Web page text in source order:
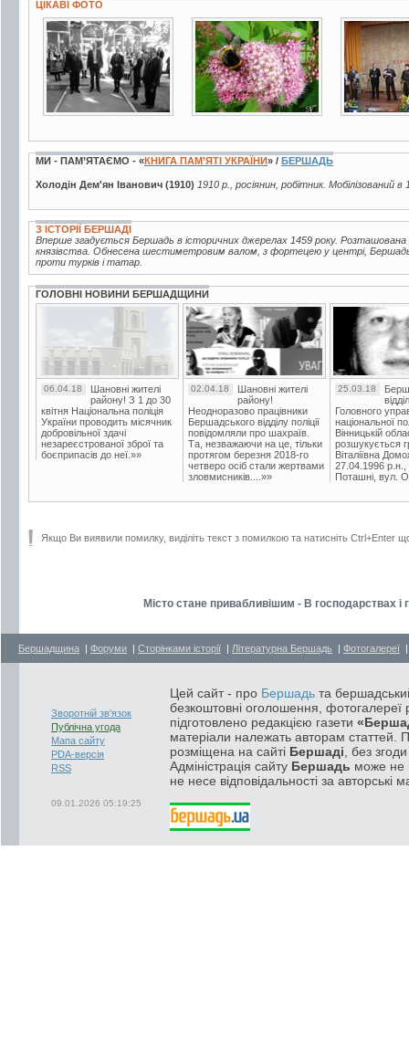
ЦІКАВІ ФОТО
6 фото 48 фото 4 фото
МИ - ПАМ’ЯТАЄМО - «КНИГА ПАМ’ЯТІ УКРАЇНИ» / БЕРШАДЬ
Холодін Дем'ян Іванович (1910) 1910 р., росіянин, робітник. Мобілізований
З ІСТОРІЇ БЕРШАДІ
Вперше згадується Бершадь в історичних джерелах 1459 року. Розташована
князівства. Обнесена шестиметровим валом, з фортецею у центрі,
проти турків і татар.
ГОЛОВНІ НОВИНИ БЕРШАДЩИНИ
06.04.18
Шановні жителі
району! З 1 до 30
квітня Національна поліція
України проводить місячник
добровільної здачі
незареєстрованої зброї та
боєприпасів до неї.»»
02.04.18
Шановні жителі
району!
Неодноразово працівники
Бершадського відділу поліції
повідомляли про шахраїв.
Та, незважаючи на це, тільки
протягом березня 2018-го
четверо осіб стали жертвами
зловмисників....»»
25.03.18
Головного
національної
Вінницькій
розшукується
Віталіївна
27.04.1996 р.н.,
Поташні, вул.
Якщо Ви виявили помилку, виділіть текст з помилкою та натисніть Ctrl+Enter
Місто стане привабливішим - В господарствах
Бершадщина | Форуми | Сторінками історії | Літературна Бершадь | Фотогалереї
Зворотній зв'язок
Публічна угода
Мапа сайту
PDA-версія
RSS
09.01.2026 05:19:25
Цей сайт - про Бершадь та
безкоштовні оголошення, фотогалереї
підготовлено редакцією газети
матеріали належать авторам статтей.
розміщена на сайті Бершаді , без
Адміністрація сайту Бершадь може не
не несе відповідальності за авторські